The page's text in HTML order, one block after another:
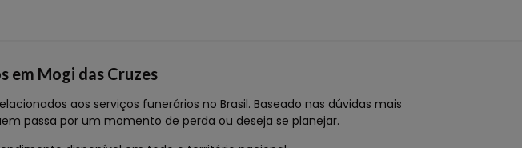
em Mogi das Cruzes
aos serviços funerários no Brasil. Baseado nas dúvidas mais
passa por um momento de perda ou deseja se planejar.